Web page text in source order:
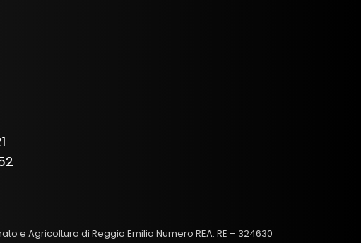
e Agricoltura di Reggio Emilia Numero REA: RE – 324630